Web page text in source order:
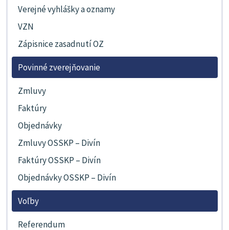
Verejné vyhlášky a oznamy
VZN
Zápisnice zasadnutí OZ
Povinné zverejňovanie
Zmluvy
Faktúry
Objednávky
Zmluvy OSSKP – Divín
Faktúry OSSKP – Divín
Objednávky OSSKP – Divín
Voľby
Referendum